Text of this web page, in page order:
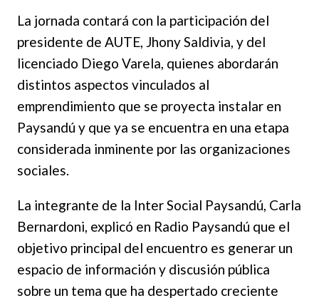
La jornada contará con la participación del
presidente de AUTE, Jhony Saldivia, y del
licenciado Diego Varela, quienes abordarán
distintos aspectos vinculados al
emprendimiento que se proyecta instalar en
Paysandú y que ya se encuentra en una etapa
considerada inminente por las organizaciones
sociales.
La integrante de la Inter Social Paysandú, Carla
Bernardoni, explicó en Radio Paysandú que el
objetivo principal del encuentro es generar un
espacio de información y discusión pública
sobre un tema que ha despertado creciente